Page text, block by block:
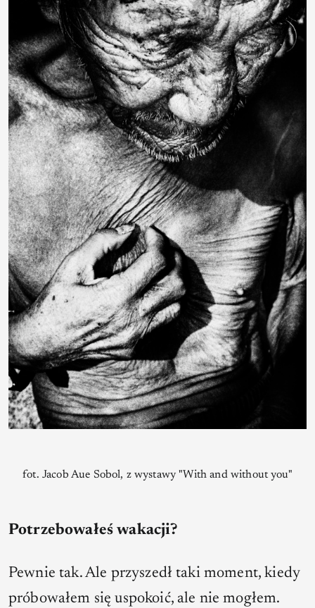
fot. Jacob Aue Sobol, z wystawy "With and without you"
Potrzebowałeś wakacji?
Pewnie tak. Ale przyszedł taki moment, kiedy
próbowałem się uspokoić, ale nie mogłem.